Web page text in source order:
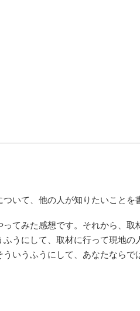
いて、他の人が知りたいことを
てみた感想です。それから、取
うにして、取材に行って現地の
いうふうにして、あなたならで